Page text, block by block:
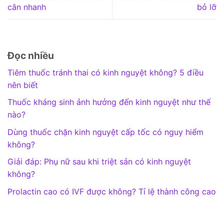
cân nhanh
bỏ lỡ
Đọc nhiều
Tiêm thuốc tránh thai có kinh nguyệt không? 5 điều
nên biết
Thuốc kháng sinh ảnh hưởng đến kinh nguyệt như thế
nào?
Dùng thuốc chặn kinh nguyệt cấp tốc có nguy hiểm
không?
Giải đáp: Phụ nữ sau khi triệt sản có kinh nguyệt
không?
Prolactin cao có IVF được không? Tỉ lệ thành công cao